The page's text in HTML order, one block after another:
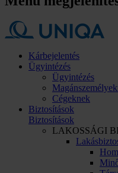
Kárbejelentés
Ügyintézés
Ügyintézés
Cégeknek
Biztosítások
Biztosítások
LAKOSSÁGI